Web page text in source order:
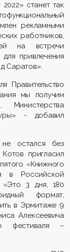
станет так
рекламными
работников,
на встречи
привлечения
Саратов».
Правительство
мы получим
Министерства
- добавил
остался без
пригласил
«Книжного
в Российской
«Это 3 дня, 180
формат,
в Эрмитаже 9
Алексеевича
фестиваля –